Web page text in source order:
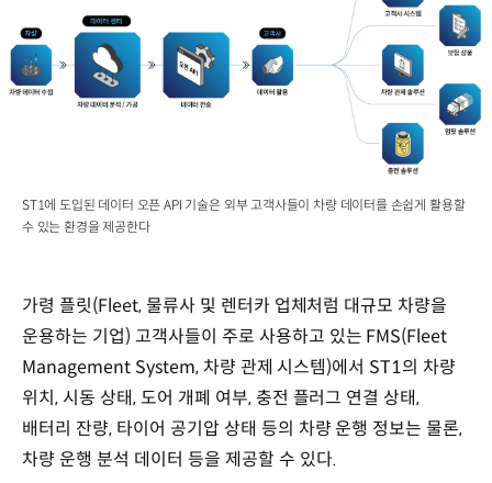
ST1에 도입된 데이터 오픈 API 기술은 외부 고객사들이 차량 데이터를 손쉽게 활용할
수 있는 환경을 제공한다
가령 플릿(Fleet, 물류사 및 렌터카 업체처럼 대규모 차량을
운용하는 기업) 고객사들이 주로 사용하고 있는 FMS(Fleet
Management System, 차량 관제 시스템)에서 ST1의 차량
위치, 시동 상태, 도어 개폐 여부, 충전 플러그 연결 상태,
배터리 잔량, 타이어 공기압 상태 등의 차량 운행 정보는 물론,
차량 운행 분석 데이터 등을 제공할 수 있다.